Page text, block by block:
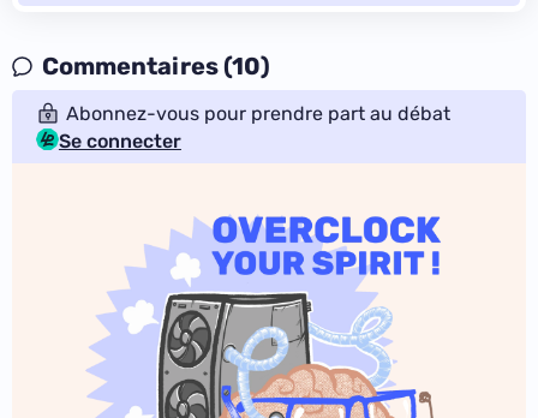
Commentaires (10)
Abonnez-vous pour prendre part au débat
Se connecter